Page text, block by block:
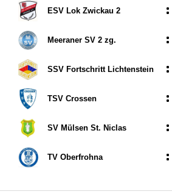
ESV Lok Zwickau 2 :
Meeraner SV 2 zg. :
SSV Fortschritt Lichtenstein :
TSV Crossen :
SV Mülsen St. Niclas :
TV Oberfrohna :